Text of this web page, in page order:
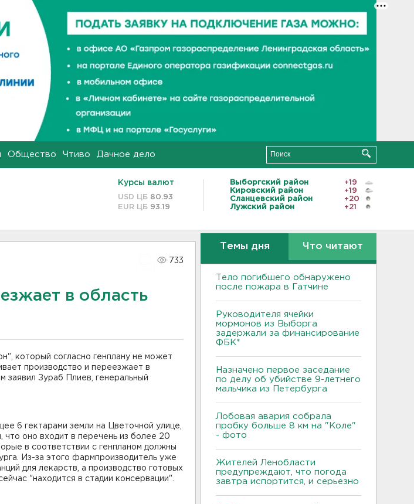
Общество Чтиво Дачное дело
Курсы валют
USD ЦБ 80.93
EUR ЦБ 93.19
Выборгский район
+19
Кировский район
+19
Сланцевский район
+20
Лужский район
+21
733
в область
который согласно генплану не может
производство и переезжает в
заявил Зураб Плиев, генеральный
6 гектарами земли на Цветочной улице,
что оно входит в перечень из более 20
в соответствии с генпланом должны
Из-за этого фармпроизводитель уже
для лекарств, а производство готовых
"находится в стадии консервации".
Темы дня Что читают
Тело погибшего обнаружено
после пожара в Гатчине
Руководителя ячейки
мормонов из Выборга
задержали за финансирование
ФБК*
Назначено первое заседание
по делу об убийстве 9-летнего
мальчика из Петербурга
Лобовая авария собрала
пробку больше 8 км на "Коле"
- фото
Жителей Ленобласти
предупреждают, что погода
завтра испортится, и серьезно